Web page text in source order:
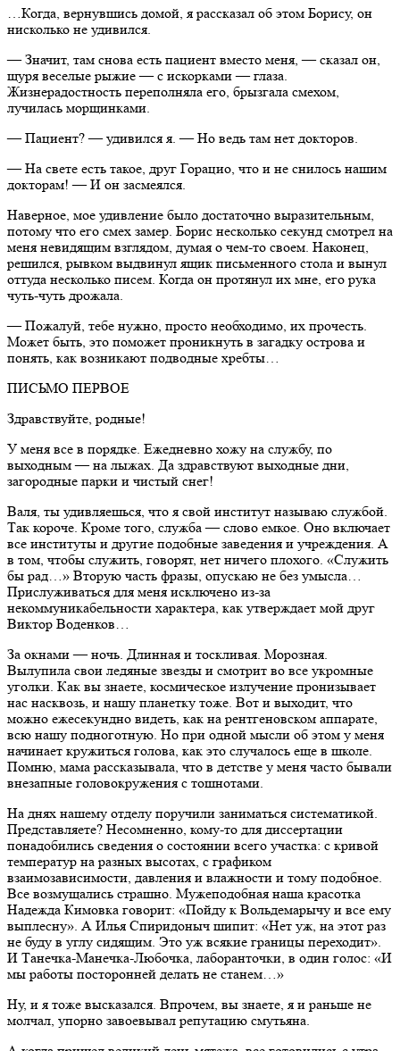
…Когда, вернувшись домой, я рассказал об этом Борису, он
нисколько не удивился.
— Значит, там снова есть пациент вместо меня, — сказал он,
щуря веселые рыжие — с искорками — глаза.
Жизнерадостность переполняла его, брызгала смехом,
лучилась морщинками.
— Пациент? — удивился я. — Но ведь там нет докторов.
— На свете есть такое, друг Горацио, что и не снилось нашим
докторам! — И он засмеялся.
Наверное, мое удивление было достаточно выразительным,
потому что его смех замер. Борис несколько секунд смотрел на
меня невидящим взглядом, думая о чем-то своем. Наконец,
решился, рывком выдвинул ящик письменного стола и вынул
оттуда несколько писем. Когда он протянул их мне, его рука
чуть-чуть дрожала.
— Пожалуй, тебе нужно, просто необходимо, их прочесть.
Может быть, это поможет проникнуть в загадку острова и
понять, как возникают подводные хребты…
ПИСЬМО ПЕРВОЕ
Здравствуйте, родные!
У меня все в порядке. Ежедневно хожу на службу, по
выходным — на лыжах. Да здравствуют выходные дни,
загородные парки и чистый снег!
Валя, ты удивляешься, что я свой институт называю службой.
Так короче. Кроме того, служба — слово емкое. Оно включает
все институты и другие подобные заведения и учреждения. А
в том, чтобы служить, говорят, нет ничего плохого. «Служить
бы рад…» Вторую часть фразы, опускаю не без умысла…
Прислуживаться для меня исключено из-за
некоммуникабельности характера, как утверждает мой друг
Виктор Воденков…
За окнами — ночь. Длинная и тоскливая. Морозная.
Вылупила свои ледяные звезды и смотрит во все укромные
уголки. Как вы знаете, космическое излучение пронизывает
нас насквозь, и нашу планетку тоже. Вот и выходит, что
можно ежесекундно видеть, как на рентгеновском аппарате,
всю нашу подноготную. Но при одной мысли об этом у меня
начинает кружиться голова, как это случалось еще в школе.
Помню, мама рассказывала, что в детстве у меня часто бывали
внезапные головокружения с тошнотами.
На днях нашему отделу поручили заниматься систематикой.
Представляете? Несомненно, кому-то для диссертации
понадобились сведения о состоянии всего участка: с кривой
температур на разных высотах, с графиком
взаимозависимости, давления и влажности и тому подобное.
Все возмущались страшно. Мужеподобная наша красотка
Надежда Кимовка говорит: «Пойду к Вольдемарычу и все ему
выплесну». А Илья Спиридоныч шипит: «Нет уж, на этот раз
не буду в углу сидящим. Это уж всякие границы переходит».
И Танечка-Манечка-Любочка, лаборанточки, в один голос: «И
мы работы посторонней делать не станем…»
Ну, и я тоже высказался. Впрочем, вы знаете, я и раньше не
молчал, упорно завоевывал репутацию смутьяна.